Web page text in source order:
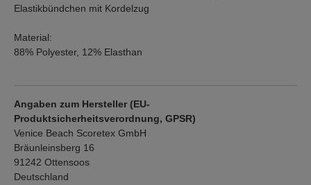
Elastikbündchen mit Kordelzug
Material:
88% Polyester, 12% Elasthan
Angaben zum Hersteller (EU-
Produktsicherheitsverordnung, GPSR)
Venice Beach Scoretex GmbH
Bräunleinsberg 16
91242 Ottensoos
Deutschland